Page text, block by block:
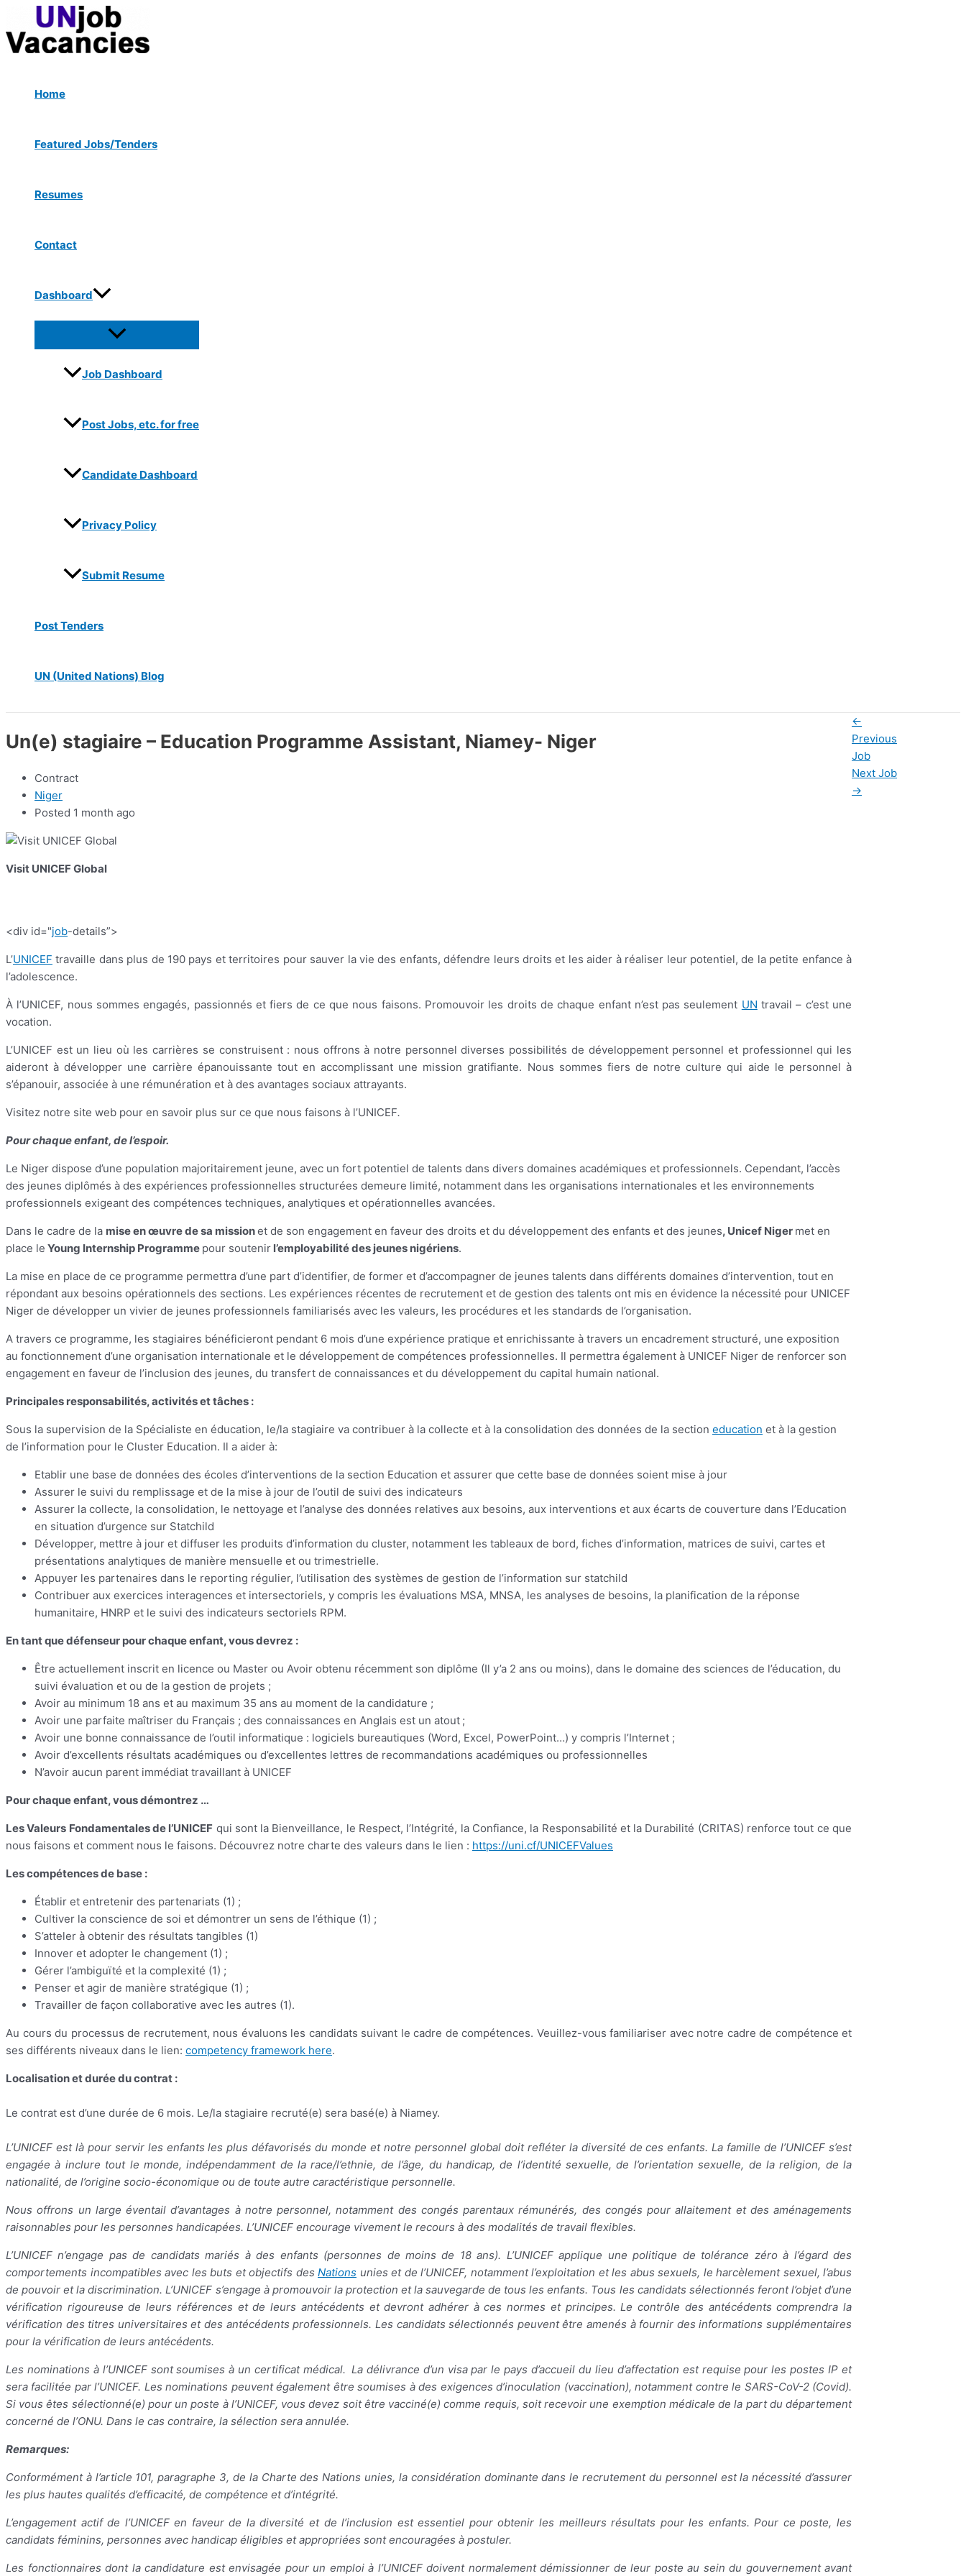
content
Home
Featured Jobs/Tenders
Resumes
Contact
Dashboard
Menu
Toggle
Job Dashboard
Post Jobs, etc. for free
Candidate Dashboard
Privacy Policy
Submit Resume
Post Tenders
UN (United Nations) Blog
Un(e) stagiaire – Education Programme Assistant, Niamey- Niger
Contract
Niger
Posted 1 month ago
Visit UNICEF Global
<div id="job-details”>
L’UNICEF travaille dans plus de 190 pays et territoires pour sauver la vie des enfants, défendre leurs droits et les aider à réaliser leur potentiel, de la petite enfance à
l’adolescence.
À l’UNICEF, nous sommes engagés, passionnés et fiers de ce que nous faisons. Promouvoir les droits de chaque enfant n’est pas seulement UN travail – c’est une
vocation.
L’UNICEF est un lieu où les carrières se construisent : nous offrons à notre personnel diverses possibilités de développement personnel et professionnel qui les
aideront à développer une carrière épanouissante tout en accomplissant une mission gratifiante. Nous sommes fiers de notre culture qui aide le personnel à
s’épanouir, associée à une rémunération et à des avantages sociaux attrayants.
Visitez notre site web pour en savoir plus sur ce que nous faisons à l’UNICEF.
Pour chaque enfant, de l’espoir.
Le Niger dispose d’une population majoritairement jeune, avec un fort potentiel de talents dans divers domaines académiques et professionnels. Cependant, l’accès
des jeunes diplômés à des expériences professionnelles structurées demeure limité, notamment dans les organisations internationales et les environnements
professionnels exigeant des compétences techniques, analytiques et opérationnelles avancées.
Dans le cadre de la mise en œuvre de sa missionet de son engagement en faveur des droits et du développement des enfants et des jeunes, Unicef Niger met en
place le Young Internship Programme pour soutenir l’employabilité des jeunes nigériens.
La mise en place de ce programme permettra d’une part d’identifier, de former et d’accompagner de jeunes talents dans différents domaines d’intervention, tout en
répondant aux besoins opérationnels des sections. Les expériences récentes de recrutement et de gestion des talents ont mis en évidence la nécessité pour UNICEF
Niger de développer un vivier de jeunes professionnels familiarisés avec les valeurs, les procédures et les standards de l’organisation.
A travers ce programme, les stagiaires bénéficieront pendant 6 mois d’une expérience pratique et enrichissante à travers un encadrement structuré, une exposition
au fonctionnement d’une organisation internationale et le développement de compétences professionnelles. Il permettra également à UNICEF Niger de renforcer son
engagement en faveur de l’inclusion des jeunes, du transfert de connaissances et du développement du capital humain national.
Principales responsabilités, activités et tâches :
Sous la supervision de la Spécialiste en éducation, le/la stagiaire va contribuer à la collecte et à la consolidation des données de la section education et à la gestion
de l’information pour le Cluster Education. Il a aider à:
Etablir une base de données des écoles d’interventions de la section Education et assurer que cette base de données soient mise à jour
Assurer le suivi du remplissage et de la mise à jour de l’outil de suivi des indicateurs
Assurer la collecte, la consolidation, le nettoyage et l’analyse des données relatives aux besoins, aux interventions et aux écarts de couverture dans l’Education
en situation d’urgence sur Statchild
Développer, mettre à jour et diffuser les produits d’information du cluster, notamment les tableaux de bord, fiches d’information, matrices de suivi, cartes et
présentations analytiques de manière mensuelle et ou trimestrielle.
Appuyer les partenaires dans le reporting régulier, l’utilisation des systèmes de gestion de l’information sur statchild
Contribuer aux exercices interagences et intersectoriels, y compris les évaluations MSA, MNSA, les analyses de besoins, la planification de la réponse
humanitaire, HNRP et le suivi des indicateurs sectoriels RPM.
En tant que défenseur pour chaque enfant, vous devrez :
Être actuellement inscrit en licence ou Master ou Avoir obtenu récemment son diplôme (Il y’a 2 ans ou moins), dans le domaine des sciences de l’éducation, du
suivi évaluation et ou de la gestion de projets ;
Avoir au minimum 18 ans et au maximum 35 ans au moment de la candidature ;
Avoir une parfaite maîtriser du Français ; des connaissances en Anglais est un atout ;
Avoir une bonne connaissance de l’outil informatique : logiciels bureautiques (Word, Excel, PowerPoint…) y compris l’Internet ;
Avoir d’excellents résultats académiques ou d’excellentes lettres de recommandations académiques ou professionnelles
N’avoir aucun parent immédiat travaillant à UNICEF
Pour chaque enfant, vous démontrez …
Les Valeurs Fondamentales de l’UNICEF qui sont la Bienveillance, le Respect, l’Intégrité, la Confiance, la Responsabilité et la Durabilité (CRITAS) renforce tout ce que
nous faisons et comment nous le faisons. Découvrez notre charte des valeurs dans le lien : https://uni.cf/UNICEFValues
Les compétences de base :
Établir et entretenir des partenariats (1) ;
Cultiver la conscience de soi et démontrer un sens de l’éthique (1) ;
S’atteler à obtenir des résultats tangibles (1)
Innover et adopter le changement (1) ;
Gérer l’ambiguïté et la complexité (1) ;
Penser et agir de manière stratégique (1) ;
Travailler de façon collaborative avec les autres (1).
Au cours du processus de recrutement, nous évaluons les candidats suivant le cadre de compétences. Veuillez-vous familiariser avec notre cadre de compétence et
ses différents niveaux dans le lien: competency framework here.
Localisation et durée du contrat :
Le contrat est d’une durée de 6 mois. Le/la stagiaire recruté(e) sera basé(e) à Niamey.
L’UNICEF est là pour servir les enfants les plus défavorisés du monde et notre personnel global doit refléter la diversité de ces enfants. La famille de l’UNICEF s’est
engagée à inclure tout le monde, indépendamment de la race/l’ethnie, de l’âge, du handicap, de l’identité sexuelle, de l’orientation sexuelle, de la religion, de la
nationalité, de l’origine socio-économique ou de toute autre caractéristique personnelle.
Nous offrons un large éventail d’avantages à notre personnel, notamment des congés parentaux rémunérés, des congés pour allaitement et des aménagements
raisonnables pour les personnes handicapées. L’UNICEF encourage vivement le recours à des modalités de travail flexibles.
L’UNICEF n’engage pas de candidats mariés à des enfants (personnes de moins de 18 ans). L’UNICEF applique une politique de tolérance zéro à l’égard des
comportements incompatibles avec les buts et objectifs des Nations unies et de l’UNICEF, notamment l’exploitation et les abus sexuels, le harcèlement sexuel, l’abus
de pouvoir et la discrimination. L’UNICEF s’engage à promouvoir la protection et la sauvegarde de tous les enfants. Tous les candidats sélectionnés feront l’objet d’une
vérification rigoureuse de leurs références et de leurs antécédents et devront adhérer à ces normes et principes. Le contrôle des antécédents comprendra la
vérification des titres universitaires et des antécédents professionnels. Les candidats sélectionnés peuvent être amenés à fournir des informations supplémentaires
pour la vérification de leurs antécédents.
Les nominations à l’UNICEF sont soumises à un certificat médical. La délivrance d’un visa par le pays d’accueil du lieu d’affectation est requise pour les postes IP et
sera facilitée par l’UNICEF. Les nominations peuvent également être soumises à des exigences d’inoculation (vaccination), notamment contre le SARS-CoV-2 (Covid).
Si vous êtes sélectionné(e) pour un poste à l’UNICEF, vous devez soit être vacciné(e) comme requis, soit recevoir une exemption médicale de la part du département
concerné de l’ONU. Dans le cas contraire, la sélection sera annulée.
Remarques:
Conformément à l’article 101, paragraphe 3, de la Charte des Nations unies, la considération dominante dans le recrutement du personnel est la nécessité d’assurer
les plus hautes qualités d’efficacité, de compétence et d’intégrité.
L’engagement actif de l’UNICEF en faveur de la diversité et de l’inclusion est essentiel pour obtenir les meilleurs résultats pour les enfants. Pour ce poste, les
candidats féminins, personnes avec handicap éligibles et appropriées sont encouragées à postuler.
Les fonctionnaires dont la candidature est envisagée pour un emploi à l’UNICEF doivent normalement démissionner de leur poste au sein du gouvernement avant
←
Previous
Job
Next Job
→